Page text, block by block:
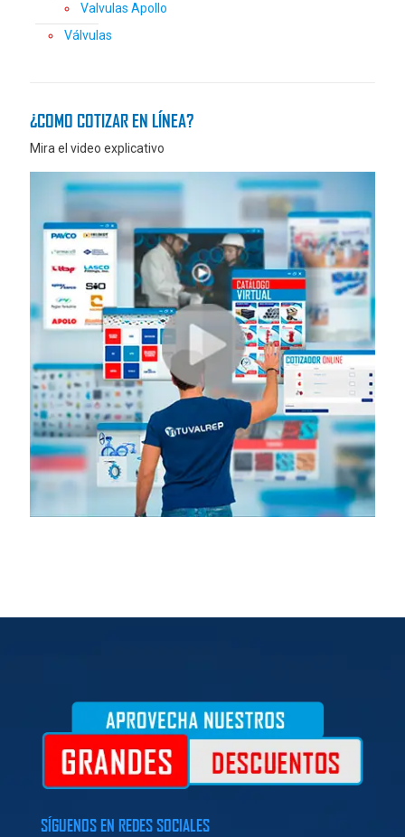
Valvulas Apollo
Válvulas
¿COMO COTIZAR EN LÍNEA?
Mira el video explicativo
SÍGUENOS EN REDES SOCIALES